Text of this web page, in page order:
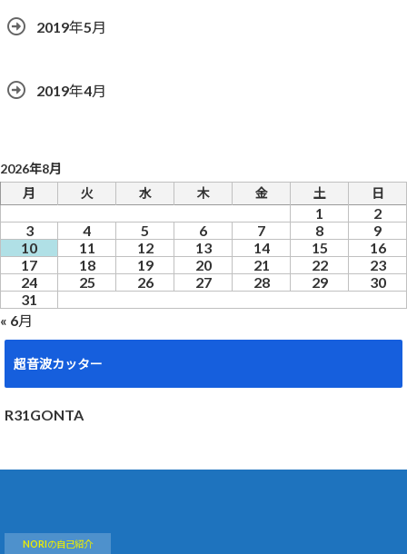
2019年5月
2019年4月
2026年8月
月
火 水 木 金 土 日
1
2
3
4 5 6 7 8
9
10
11 12 13 14 15
16
17
18 19 20 21 22
23
24
25 26 27 28 29
30
31
« 6月
超音波カッター
R31GONTA
NORIの自己紹介